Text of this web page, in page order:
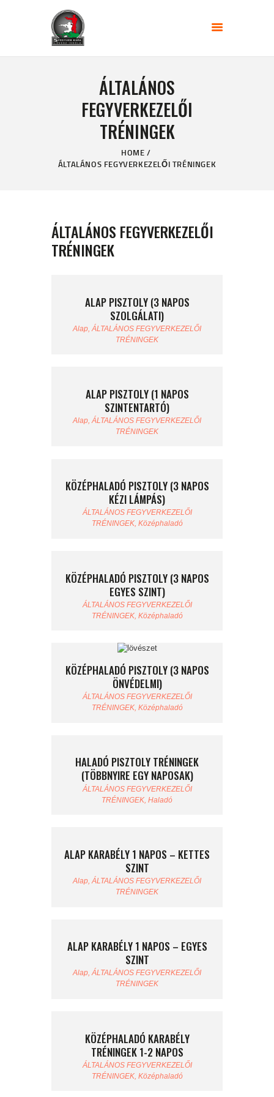
ÁLTALÁNOS
FEGYVERKEZELŐI
TRÉNINGEK
HOME
ÁLTALÁNOS FEGYVERKEZELŐI TRÉNINGEK
FŐOLDAL
KÉPZÉS TÍPUSOK
AKTUÁLIS KÉPZÉSEK
MUNKÁSSÁGOM
INFORMÁCIÓK
ÁLTALÁNOS FEGYVERKEZELŐI
TRÉNINGEK
ALAP PISZTOLY (3 NAPOS
SZOLGÁLATI)
Alap, ÁLTALÁNOS FEGYVERKEZELŐI
TRÉNINGEK
ALAP PISZTOLY (1 NAPOS
SZINTENTARTÓ)
Alap,ÁLTALÁNOS FEGYVERKEZELŐI
TRÉNINGEK
KÖZÉPHALADÓ PISZTOLY (3 NAPOS
KÉZI LÁMPÁS)
ÁLTALÁNOS FEGYVERKEZELŐI
TRÉNINGEK, Középhaladó
KÖZÉPHALADÓ PISZTOLY (3 NAPOS
EGYES SZINT)
ÁLTALÁNOS FEGYVERKEZELŐI
TRÉNINGEK, Középhaladó
KÖZÉPHALADÓ PISZTOLY (3 NAPOS
ÖNVÉDELMI)
ÁLTALÁNOS FEGYVERKEZELŐI
TRÉNINGEK, Középhaladó
HALADÓ PISZTOLY TRÉNINGEK
(TÖBBNYIRE EGY NAPOSAK)
ÁLTALÁNOS FEGYVERKEZELŐI
TRÉNINGEK, Haladó
ALAP KARABÉLY 1 NAPOS – KETTES
SZINT
Alap,ÁLTALÁNOS FEGYVERKEZELŐI
TRÉNINGEK
ALAP KARABÉLY 1 NAPOS – EGYES
SZINT
Alap,ÁLTALÁNOS FEGYVERKEZELŐI
TRÉNINGEK
KÖZÉPHALADÓ KARABÉLY
TRÉNINGEK 1-2 NAPOS
ÁLTALÁNOS FEGYVERKEZELŐI
TRÉNINGEK, Középhaladó